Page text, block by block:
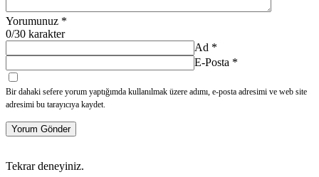
Yorumunuz *
0/30 karakter
Ad *
E-Posta *
Bir dahaki sefere yorum yaptığımda kullanılmak üzere adımı, e-posta adresimi ve web site
adresimi bu tarayıcıya kaydet.
Yorum Gönder
Tekrar deneyiniz.